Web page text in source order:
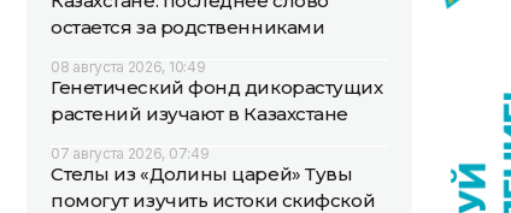
остается за родственниками
08 августа 2026, 10:49
Генетический фонд дикорастущих
растений изучают в Казахстане
07 августа 2026, 07:49
Стелы из «Долины царей» Тувы
помогут изучить истоки скифской